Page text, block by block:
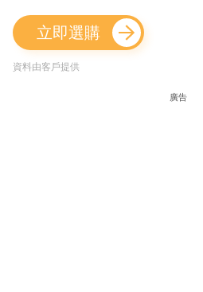
立即選購
資料由客戶提供
廣告